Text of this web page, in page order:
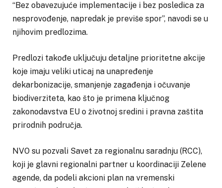
“Bez obavezujuće implementacije i bez posledica za
nesprovođenje, napredak je previše spor”, navodi se u
njihovim predlozima.
Predlozi takođe uključuju detaljne prioritetne akcije
koje imaju veliki uticaj na unapređenje
dekarbonizacije, smanjenje zagađenja i očuvanje
biodiverziteta, kao što je primena ključnog
zakonodavstva EU o životnoj sredini i pravna zaštita
prirodnih područja.
NVO su pozvali Savet za regionalnu saradnju (RCC),
koji je glavni regionalni partner u koordinaciji Zelene
agende, da podeli akcioni plan na vremenski